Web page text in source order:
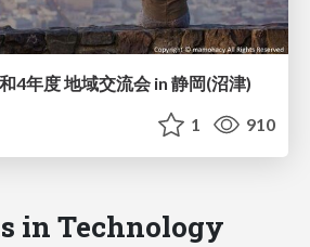
4年度 地域交流会 in 静岡(沼津)
1 910
in Technology